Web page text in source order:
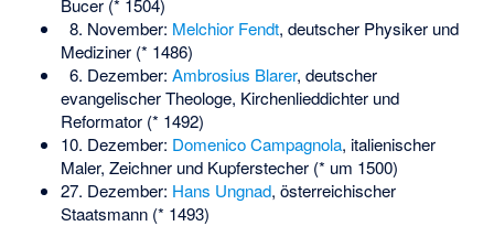
8. November: Melchior Fendt, deutscher Physiker und
Mediziner (* 1486)
6. Dezember: Ambrosius Blarer, deutscher
evangelischer Theologe, Kirchenlieddichter und
Reformator (* 1492)
10. Dezember: Domenico Campagnola, italienischer
Maler, Zeichner und Kupferstecher (* um 1500)
27. Dezember: Hans Ungnad, österreichischer
Staatsmann (* 1493)